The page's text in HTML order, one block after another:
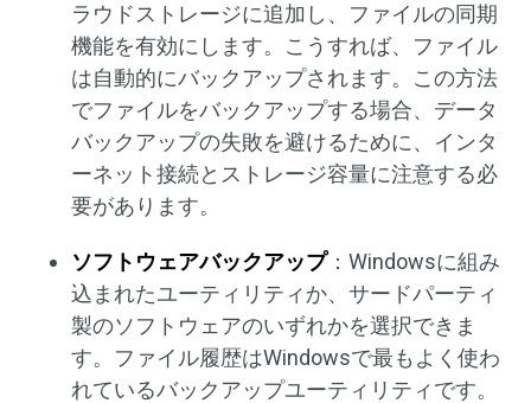
ラウドストレージに追加し、ファイルの同期
機能を有効にします。こうすれば、ファイル
は自動的にバックアップされます。この方法
でファイルをバックアップする場合、データ
バックアップの失敗を避けるために、インタ
ーネット接続とストレージ容量に注意する必
要があります。
ソフトウェアバックアップ：Windowsに組み
込まれたユーティリティか、サードパーティ
製のソフトウェアのいずれかを選択できま
す。ファイル履歴はWindowsで最もよく使わ
れているバックアップユーティリティです。